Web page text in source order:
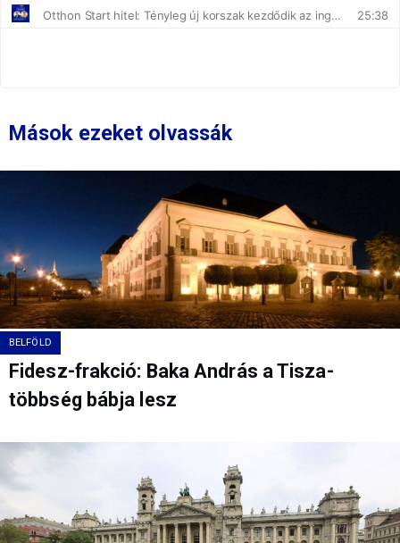
Mások ezeket olvassák
BELFÖLD
Fidesz-frakció: Baka András a Tisza-
többség bábja lesz